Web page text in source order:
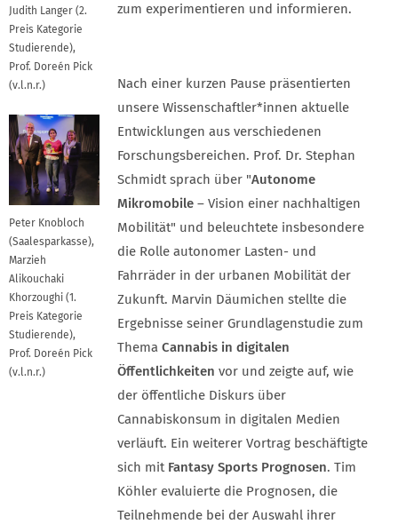
Judith Langer (2.
Preis Kategorie
Studierende),
Prof. Doreén Pick
(v.l.n.r.)
Peter Knobloch
(Saalesparkasse),
Marzieh
Alikouchaki
Khorzoughi (1.
Preis Kategorie
Studierende),
Prof. Doreén Pick
(v.l.n.r.)
zum experimentieren und informieren.
Nach einer kurzen Pause präsentierten
unsere Wissenschaftler*innen aktuelle
Entwicklungen aus verschiedenen
Forschungsbereichen. Prof. Dr. Stephan
Schmidt sprach über "Autonome
Mikromobile – Vision einer nachhaltigen
Mobilität" und beleuchtete insbesondere
die Rolle autonomer Lasten- und
Fahrräder in der urbanen Mobilität der
Zukunft. Marvin Däumichen stellte die
Ergebnisse seiner Grundlagenstudie zum
Thema Cannabis in digitalen
Öffentlichkeiten vor und zeigte auf, wie
der öffentliche Diskurs über
Cannabiskonsum in digitalen Medien
verläuft. Ein weiterer Vortrag beschäftigte
sich mitFantasy Sports Prognosen. Tim
Köhler evaluierte die Prognosen, die
Teilnehmende bei der Auswahl ihrer